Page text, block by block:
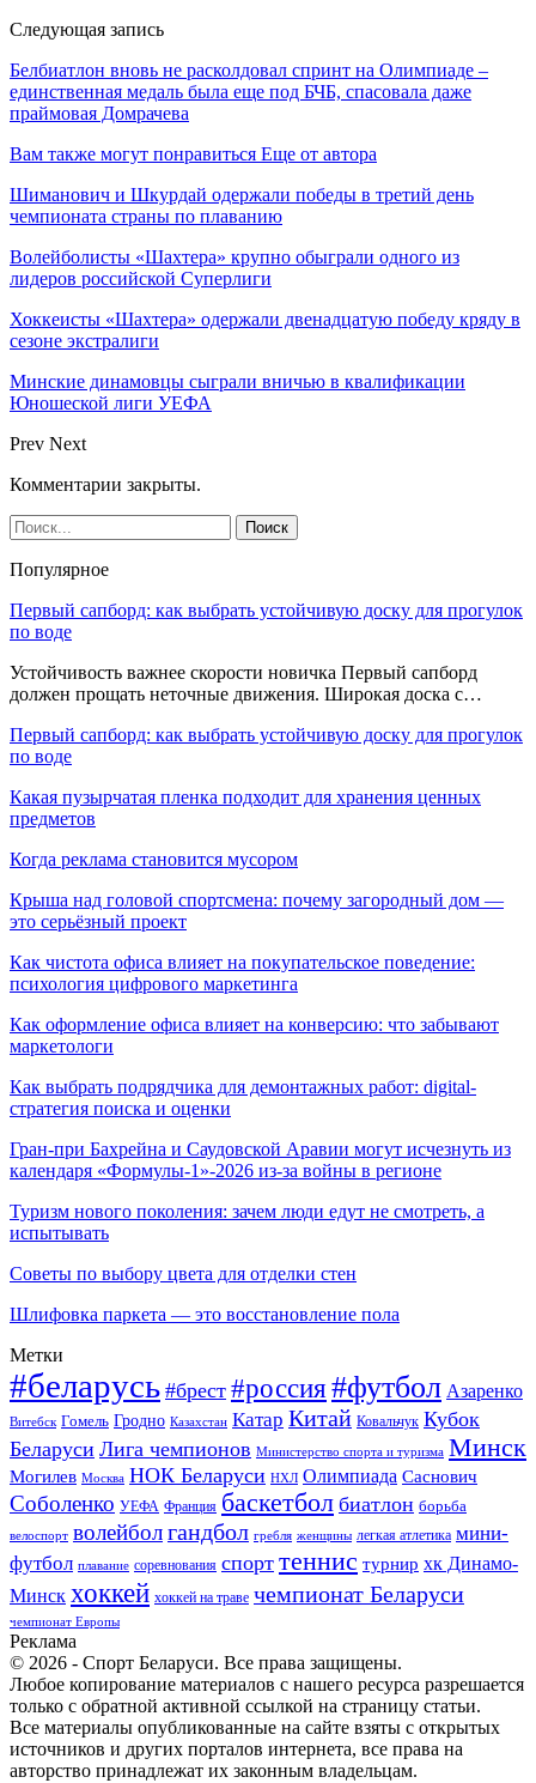
Следующая запись
Белбиатлон вновь не расколдовал спринт на Олимпиаде –
единственная медаль была еще под БЧБ, спасовала даже
праймовая Домрачева
Вам также могут понравиться Еще от автора
Шиманович и Шкурдай одержали победы в третий день
чемпионата страны по плаванию
Волейболисты «Шахтера» крупно обыграли одного из
лидеров российской Суперлиги
Хоккеисты «Шахтера» одержали двенадцатую победу кряду в
сезоне экстралиги
Минские динамовцы сыграли вничью в квалификации
Юношеской лиги УЕФА
Prev Next
Комментарии закрыты.
Популярное
Первый сапборд: как выбрать устойчивую доску для прогулок
по воде
Устойчивость важнее скорости новичка Первый сапборд
должен прощать неточные движения. Широкая доска с…
Первый сапборд: как выбрать устойчивую доску для прогулок
по воде
Какая пузырчатая пленка подходит для хранения ценных
предметов
Когда реклама становится мусором
Крыша над головой спортсмена: почему загородный дом —
это серьёзный проект
Как чистота офиса влияет на покупательское поведение:
психология цифрового маркетинга
Как оформление офиса влияет на конверсию: что забывают
маркетологи
Как выбрать подрядчика для демонтажных работ: digital-
стратегия поиска и оценки
Гран-при Бахрейна и Саудовской Аравии могут исчезнуть из
календаря «Формулы-1»-2026 из-за войны в регионе
Туризм нового поколения: зачем люди едут не смотреть, а
испытывать
Советы по выбору цвета для отделки стен
Шлифовка паркета — это восстановление пола
Метки
#беларусь #брест #россия#футбол Азаренко
Витебск Гомель Гродно Казахстан Катар Китай Ковальчук Кубок
Беларуси Лига чемпионов Министерство спорта и туризма Минск
Могилев Москва НОК Беларуси НХЛ Олимпиада Саснович
Соболенко УЕФА Франция баскетбол биатлон борьба
велоспорт волейболгандбол гребля женщины легкая атлетика мини-
футбол плавание соревнования спорт теннис турнир хк Динамо-
Минск хоккей хоккей на траве чемпионат Беларуси
чемпионат Европы
Реклама
© 2026 - Спорт Беларуси. Все права защищены.
Любое копирование материалов с нашего ресурса разрешается
только с обратной активной ссылкой на страницу статьи.
Все материалы опубликованные на сайте взяты с открытых
источников и других порталов интернета, все права на
авторство принадлежат их законным владельцам.